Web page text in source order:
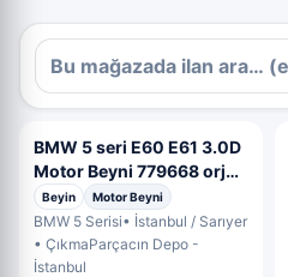
BMW 5 seri E60 E61 3.0D
Motor Beyni 779668 orj
OEM 7796680
Beyin Motor Beyni
BMW 5 Serisi• İstanbul / Sarıyer
• ÇıkmaParçacın Depo -
İstanbul